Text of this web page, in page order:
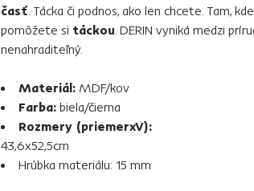
časť . Tácka či podnos, ako len chcete. Tam,
pomôžete si táckou . DERIN vyniká medzi
nenahraditeľný.
Materiál: MDF/kov
Farba: biela/čierna
Rozmery (priemerxV):
43,6x52,5cm
Hrúbka materiálu: 15 mm